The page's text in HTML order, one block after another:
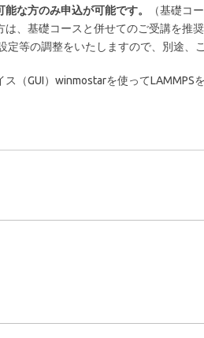
な方のみ申込が可能です。
（基礎コ
、基礎コースと併せてのご受講を推
等の調整をいたしますので、別途、
（GUI）winmostarを使ってLAMMPS